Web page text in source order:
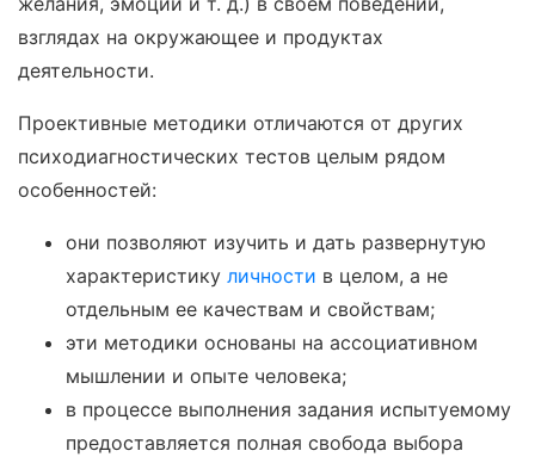
взглядах на окружающее и продуктах
деятельности.
Проективные методики отличаются от других
психодиагностических тестов целым рядом
особенностей:
они позволяют изучить и дать развернутую
характеристику личности в целом, а не
отдельным ее качествам и свойствам;
эти методики основаны на ассоциативном
мышлении и опыте человека;
в процессе выполнения задания испытуемому
предоставляется полная свобода выбора